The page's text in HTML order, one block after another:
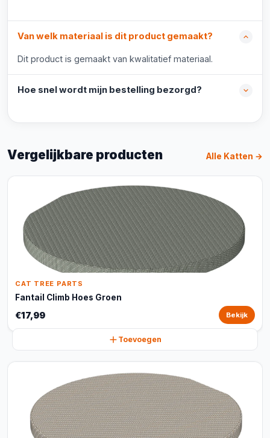
Van welk materiaal is dit product gemaakt?
Dit product is gemaakt van kwalitatief materiaal.
Hoe snel wordt mijn bestelling bezorgd?
Vergelijkbare producten Alle Katten →
CAT TREE PARTS
Fantail Climb Hoes Groen
€17,99 Bekijk
Toevoegen